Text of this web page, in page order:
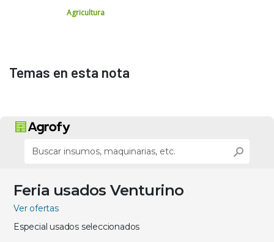
Agricultura
Temas en esta nota
Feria usados Venturino
Ver ofertas
Especial usados seleccionados